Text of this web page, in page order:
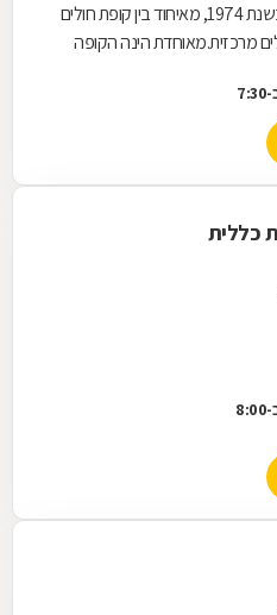
מאוחדת נוסדה בשנת 1974, מאיחוד בין קופת חולים
מרכזית.מאוחדת הינה הקופה
כללית